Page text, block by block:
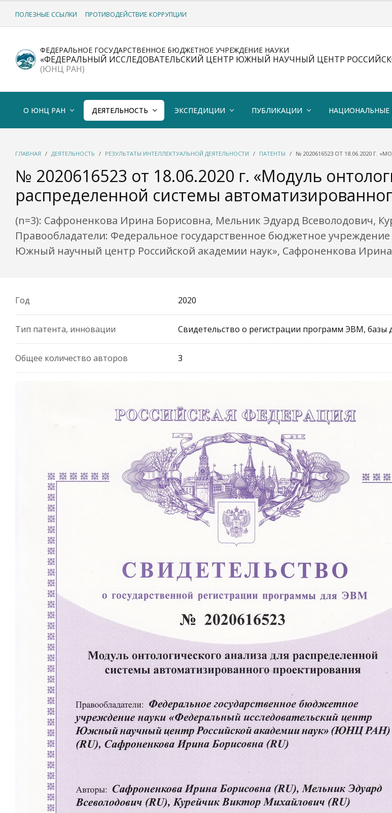
ПОЛЕЗНЫЕ ССЫЛКИ ПРОТИВОДЕЙСТВИЕ КОРРУПЦИИ
ФЕДЕРАЛЬНОЕ ГОСУДАРСТВЕННОЕ БЮДЖЕТНОЕ УЧРЕЖДЕНИЕ НАУКИ
«ФЕДЕРАЛЬНЫЙ ИССЛЕДОВАТЕЛЬСКИЙ ЦЕНТР ЮЖНЫЙ НАУЧНЫЙ ЦЕНТР
(ЮНЦ РАН)
О ЮНЦ РАН ДЕЯТЕЛЬНОСТЬ ЭКСПЕДИЦИИ ПУБЛИКАЦИИ НАЦИОНАЛЬНЫЕ
ГЛАВНАЯ ДЕЯТЕЛЬНОСТЬ РЕЗУЛЬТАТЫ ИНТЕЛЛЕКТУАЛЬНОЙ ДЕЯТЕЛЬНОСТИ ПАТЕНТЫ № 2020616523 ОТ 18.06.2020
№ 2020616523 от 18.06.2020 г. «Модуль
распределенной системы
(n=3): Сафроненкова Ирина Борисовна, Мельник Эдуард Всеволодович,
Правообладатели: Федеральное государственное бюджетное
Южный научный центр Российской академии наук», Сафроненкова
Год 2020
Тип патента, инновации Свидетельство о регистрации программ ЭВМ, базы
Общее количество авторов 3